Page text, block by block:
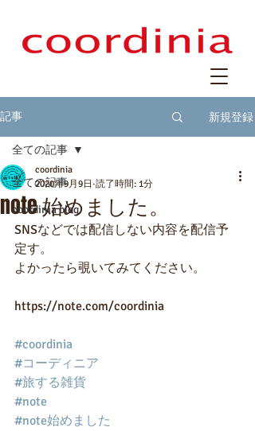
記事 新規登録
全ての記事
coordinia blog
全ての記事
note 始めました。
coordinia
2020年9月9日 読了時間: 1分
SNSなどでは配信しない内容を配信予
定す。
よかったら覗いてみてください。
https://note.com/coordinia
#coordinia
#コーディニア
#旅する雑貨
#note
#note始めました